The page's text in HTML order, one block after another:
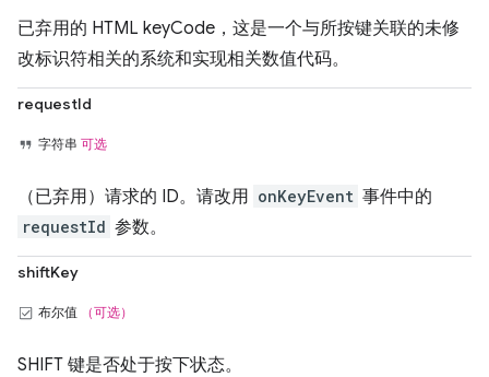
已弃用的 HTML keyCode，这是一个与所按键关联的未修
改标识符相关的系统和实现相关数值代码。
requestId
字符串 可选
（已弃用）请求的 ID。请改用 onKeyEvent 事件中的
requestId 参数。
shiftKey
布尔值 （可选）
SHIFT 键是否处于按下状态。